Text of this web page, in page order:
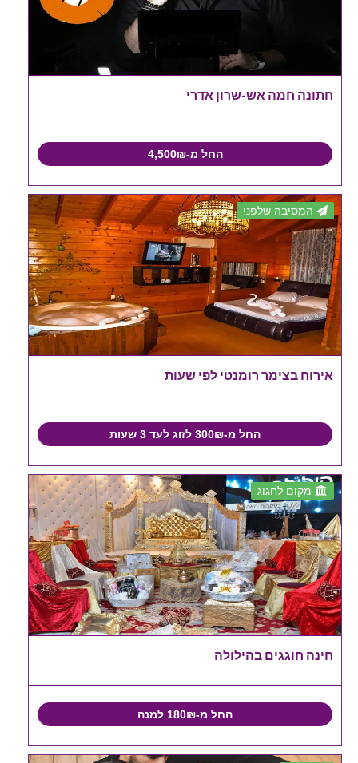
חתונה חמה אש-שרון אדרי
החל מ-4,500₪
המסיבה שלפני
אירוח בצימר רומנטי לפי שעות
החל מ-300₪ לזוג לעד 3 שעות
מקום לחגוג
חינה חוגגים בהילולה
החל מ-180₪ למנה